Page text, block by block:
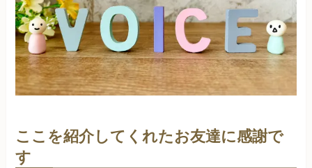
ここを紹介してくれたお友達に感謝で
す